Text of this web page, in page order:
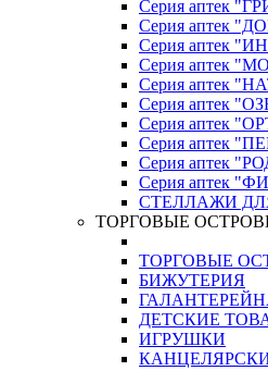
Серия аптек
Серия аптек
Серия аптек
Серия аптек
Серия аптек
Серия аптек
Серия аптек
Серия аптек
Серия аптек
Серия аптек
СТЕЛЛАЖИ
ТОРГОВЫЕ
ТОРГОВЫЕ
БИЖУТЕРИЯ
ДЕТСКИЕ
ИГРУШКИ